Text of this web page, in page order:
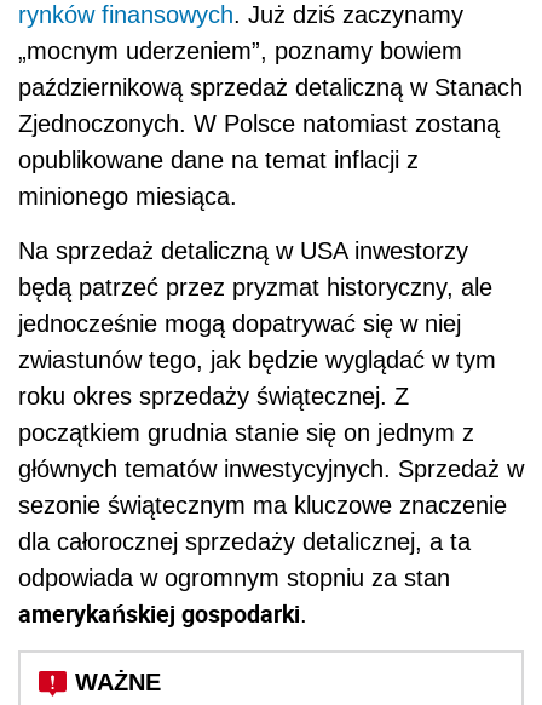
rynków finansowych. Już dziś zaczynamy
„mocnym uderzeniem”, poznamy bowiem
październikową sprzedaż detaliczną w Stanach
Zjednoczonych. W Polsce natomiast zostaną
opublikowane dane na temat inflacji z
minionego miesiąca.
Na sprzedaż detaliczną w USA inwestorzy
będą patrzeć przez pryzmat historyczny, ale
jednocześnie mogą dopatrywać się w niej
zwiastunów tego, jak będzie wyglądać w tym
roku okres sprzedaży świątecznej. Z
początkiem grudnia stanie się on jednym z
głównych tematów inwestycyjnych. Sprzedaż w
sezonie świątecznym ma kluczowe znaczenie
dla całorocznej sprzedaży detalicznej, a ta
odpowiada w ogromnym stopniu za stan
amerykańskiej gospodarki.